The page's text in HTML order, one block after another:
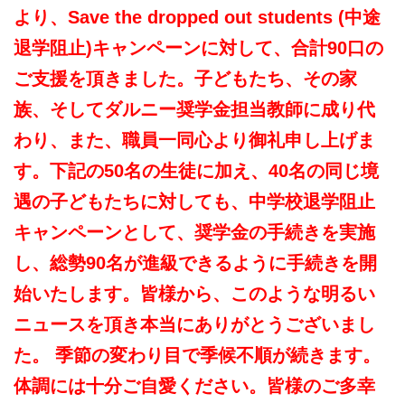
より、Save the dropped out students (中途
退学阻止)キャンペーンに対して、合計90口の
ご支援を頂きました。子どもたち、その家
族、そしてダルニー奨学金担当教師に成り代
わり、また、職員一同心より御礼申し上げま
す。下記の50名の生徒に加え、40名の同じ境
遇の子どもたちに対しても、中学校退学阻止
キャンペーンとして、奨学金の手続きを実施
し、総勢90名が進級できるように手続きを開
始いたします。皆様から、このような明るい
ニュースを頂き本当にありがとうございまし
た。 季節の変わり目で季候不順が続きます。
体調には十分ご自愛ください。皆様のご多幸